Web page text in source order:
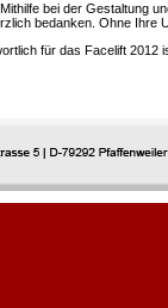
bei der Gestaltung
bedanken. Ohne Ihre
für das Facelift 2012